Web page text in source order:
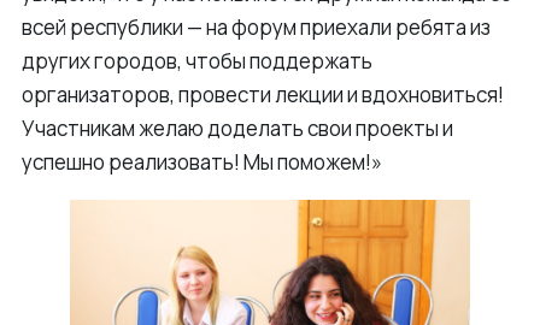
всей республики — на форум приехали ребята из
других городов, чтобы поддержать
организаторов, провести лекции и вдохновиться!
Участникам желаю доделать свои проекты и
успешно реализовать! Мы поможем!»